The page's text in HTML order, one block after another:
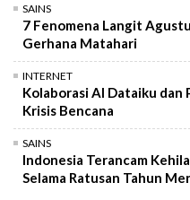
SAINS
7 Fenomena Langit
Gerhana Matahari
INTERNET
Kolaborasi AI Dataiku dan
Krisis Bencana
SAINS
Indonesia Terancam
Selama Ratusan Tahun